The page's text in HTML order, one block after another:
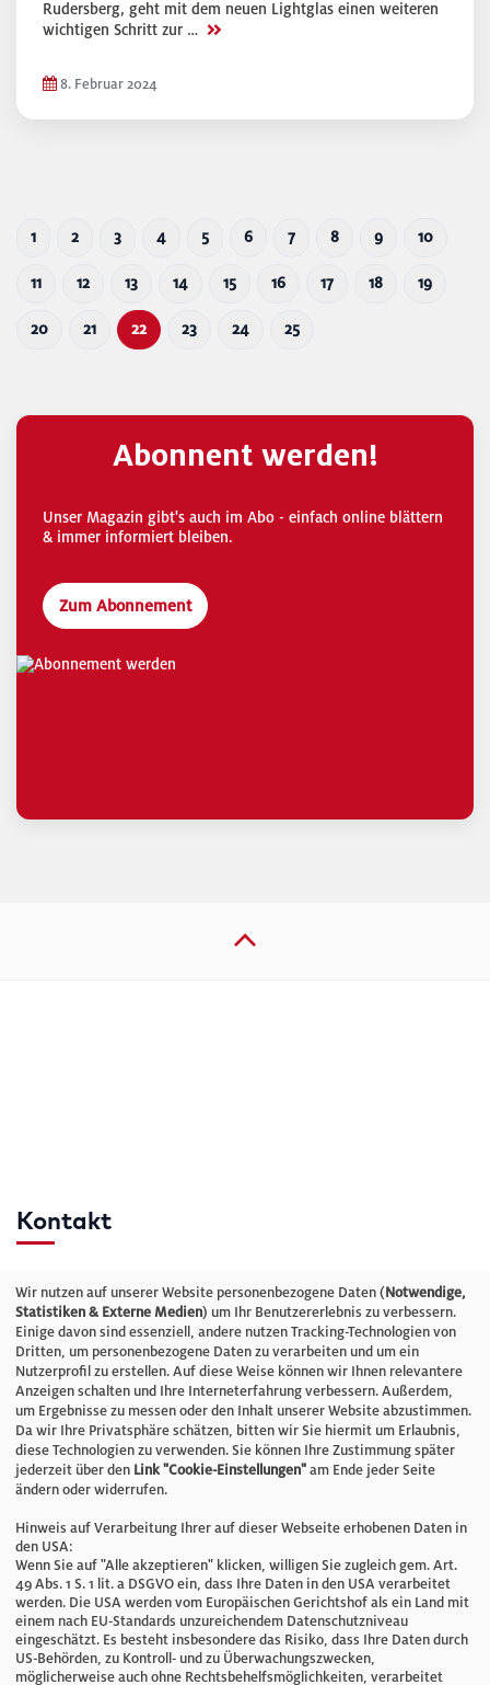
Rudersberg, geht mit dem neuen Lightglas einen weiteren
wichtigen Schritt zur … >>
8. Februar 2024
1 2 3 4 5 6 7 8 9 10
11 12 13 14 15 16 17 18 19
20 21 22 23 24 25
Abonnent werden!
Unser Magazin gibt's auch im Abo - einfach online blättern
& immer informiert bleiben.
Zum Abonnement
Kontakt
Telefon: +49 (0)711 2585563-0
E-Mail:info@bauelemente-bau.eu
Unternehmen
Impressum
Cookie-Einstellungen
AGB
Wir nutzen auf unserer Website personenbezogene Daten (Notwendige,
Statistiken & Externe Medien) um Ihr Benutzererlebnis zu verbessern.
Einige davon sind essenziell, andere nutzen Tracking-Technologien von
Dritten, um personenbezogene Daten zu verarbeiten und um ein
Nutzerprofil zu erstellen. Auf diese Weise können wir Ihnen relevantere
Anzeigen schalten und Ihre Interneterfahrung verbessern. Außerdem,
um Ergebnisse zu messen oder den Inhalt unserer Website abzustimmen.
Da wir Ihre Privatsphäre schätzen, bitten wir Sie hiermit um Erlaubnis,
diese Technologien zu verwenden. Sie können Ihre Zustimmung später
jederzeit über den Link "Cookie-Einstellungen" am Ende jeder Seite
ändern oder widerrufen.
Hinweis auf Verarbeitung Ihrer auf dieser Webseite erhobenen Daten in
den USA:
Wenn Sie auf "Alle akzeptieren" klicken, willigen Sie zugleich gem. Art.
49 Abs. 1 S. 1 lit. a DSGVO ein, dass Ihre Daten in den USA verarbeitet
werden. Die USA werden vom Europäischen Gerichtshof als ein Land mit
einem nach EU-Standards unzureichendem Datenschutzniveau
eingeschätzt. Es besteht insbesondere das Risiko, dass Ihre Daten durch
US-Behörden, zu Kontroll- und zu Überwachungszwecken,
möglicherweise auch ohne Rechtsbehelfsmöglichkeiten, verarbeitet